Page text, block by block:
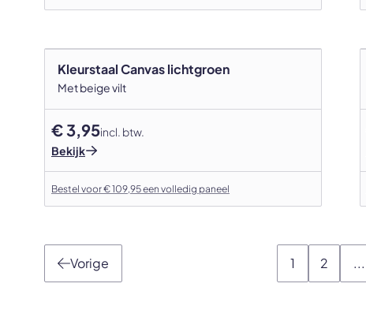
Kleurstaal Canvas lichtgroen
Met beige vilt
€ 3,95incl. btw.
Bekijk
Bestel voor € 109,95 een volledig paneel
Vorige 1 2 ...